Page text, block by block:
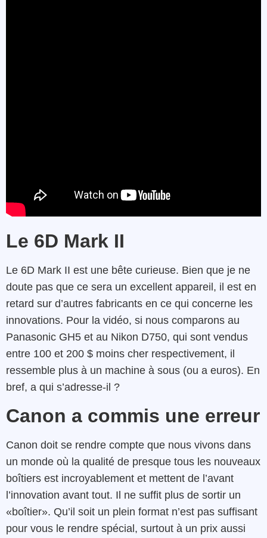
Le 6D Mark II
Le 6D Mark II est une bête curieuse. Bien que je ne
doute pas que ce sera un excellent appareil, il est en
retard sur d’autres fabricants en ce qui concerne les
innovations. Pour la vidéo, si nous comparons au
Panasonic GH5 et au Nikon D750, qui sont vendus
entre 100 et 200 $ moins cher respectivement, il
ressemble plus à un machine à sous (ou a euros). En
bref, a qui s’adresse-il ?
Canon a commis une erreur
Canon doit se rendre compte que nous vivons dans
un monde où la qualité de presque tous les nouveaux
boîtiers est incroyablement et mettent de l’avant
l’innovation avant tout. Il ne suffit plus de sortir un
«boîtier». Qu’il soit un plein format n’est pas suffisant
pour vous le rendre spécial, surtout à un prix aussi